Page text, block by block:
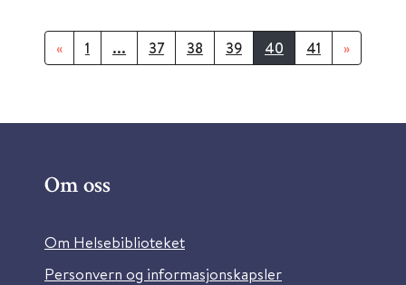
« 1 ... 37 38 39 40 41 »
Om oss
Om Helsebiblioteket
Personvern og informasjonskapsler